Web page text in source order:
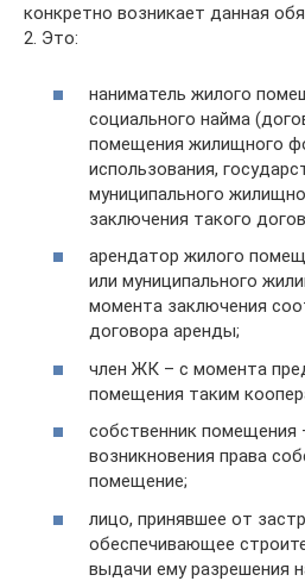
конкретно возникает данная
2. Это:
наниматель жилого
социального найма
помещения жилищного
использования,
муниципального
заключения такого
арендатор жилого
или муниципального
момента заключения
договора аренды;
член ЖК – с момента
помещения таким
собственник помещения
возникновения права
помещение;
лицо, принявшее от
обеспечивающее
выдачи ему разрешения